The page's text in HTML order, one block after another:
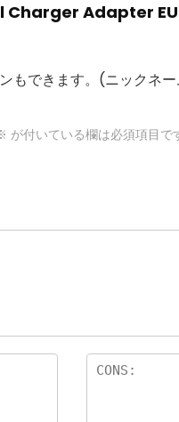
Adapter
もできます。(ニックネ
が付いている欄は必須項目で